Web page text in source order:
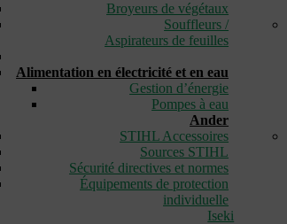
Broyeurs de végétaux
Souffleurs /
Aspirateurs de feuilles
Alimentation en électricité et en eau
Gestion d’énergie
Pompes à eau
Ander
STIHL Accessoires
Sources STIHL
Sécurité directives et normes
Équipements de protection
individuelle
Iseki